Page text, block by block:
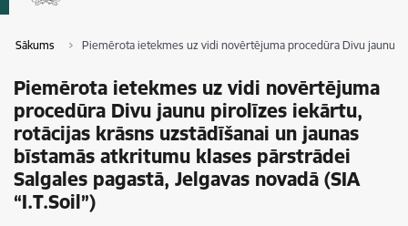
Sākums Piemērota ietekmes uz vidi novērtējuma procedūra Divu jaunu
Piemērota ietekmes uz vidi novērtējuma
procedūra Divu jaunu pirolīzes iekārtu,
rotācijas krāsns uzstādīšanai un jaunas
bīstamās atkritumu klases pārstrādei
Salgales pagastā, Jelgavas novadā (SIA
“I.T.Soil”)